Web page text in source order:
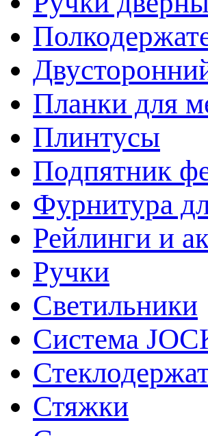
Планки для
Плинтусы
Подпятник
Фурнитура
Рейлинги и
Ручки
Светильники
Система
Стяжки